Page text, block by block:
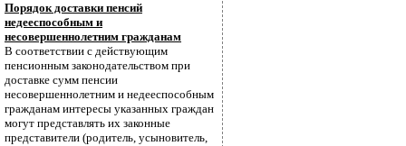
Порядок доставки пенсий
недееспособным и
несовершеннолетним гражданам
В соответствии с действующим
пенсионным законодательством при
доставке сумм пенсии
несовершеннолетним и недееспособным
гражданам интересы указанных граждан
могут представлять их законные
представители (родитель, усыновитель,